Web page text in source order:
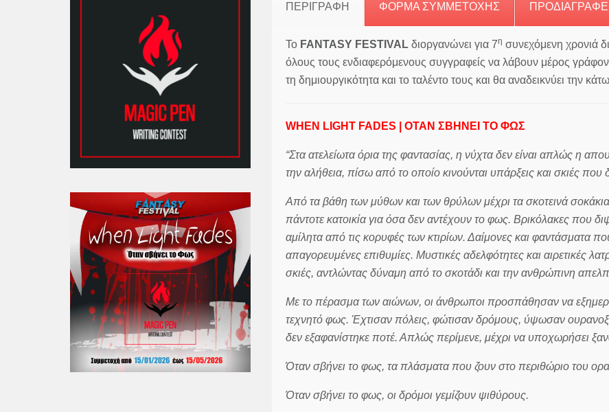
ΠΕΡΙΓΡΑΦΗ ΦΟΡΜΑ ΣΥΜΜΕΤΟΧΗΣ
Το FANTASY FESTIVALδιοργανώνει για 7η συνεχόμενη χρονιά
όλους τους ενδιαφερόμενους συγγραφείς να λάβουν μέρος
τη δημιουργικότητα και το ταλέντο τους και θα αναδεικνύει την
WHEN LIGHT FADES | ΟΤΑΝ ΣΒΗΝΕΙ ΤΟ ΦΩΣ
“Στα ατελείωτα όρια της φαντασίας, η νύχτα δεν είναι απλώς η
την αλήθεια, πίσω από το οποίο κινούνται υπάρξεις και σκιές
Από τα βάθη των μύθων και των θρύλων μέχρι τα σκοτεινά
πάντοτε κατοικία για όσα δεν αντέχουν το φως. Βρικόλακες που
αμίλητα από τις κορυφές των κτιρίων. Δαίμονες και φαντάσματα
απαγορευμένες επιθυμίες. Μυστικές αδελφότητες και αιρετικές
σκιές, αντλώντας δύναμη από το σκοτάδι και την ανθρώπινη
Με το πέρασμα των αιώνων, οι άνθρωποι προσπάθησαν να
τεχνητό φως. Έχτισαν πόλεις, φώτισαν δρόμους, ύψωσαν
δεν εξαφανίστηκε ποτέ. Απλώς περίμενε, μέχρι να υποχωρήσει
Όταν σβήνει το φως, τα πλάσματα που ζουν στο περιθώριο του
Όταν σβήνει το φως, οι δρόμοι γεμίζουν ψιθύρους.